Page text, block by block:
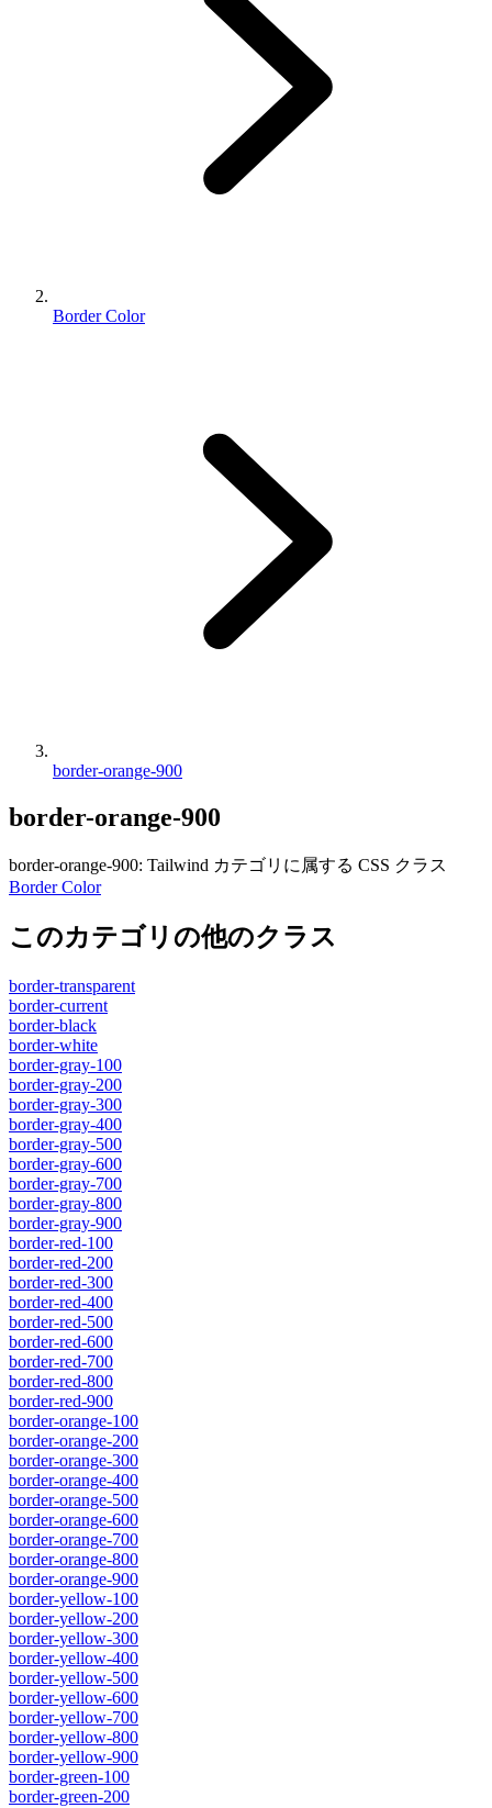
Border Color
border-orange-900
border-orange-900
border-orange-900: Tailwind カテゴリに属する​​ CSS クラス
Border Color
このカテゴリの他のクラス
border-transparent
border-current
border-black
border-white
border-gray-100
border-gray-200
border-gray-300
border-gray-400
border-gray-500
border-gray-600
border-gray-700
border-gray-800
border-gray-900
border-red-100
border-red-200
border-red-300
border-red-400
border-red-500
border-red-600
border-red-700
border-red-800
border-red-900
border-orange-100
border-orange-200
border-orange-300
border-orange-400
border-orange-500
border-orange-600
border-orange-700
border-orange-800
border-orange-900
border-yellow-100
border-yellow-200
border-yellow-300
border-yellow-400
border-yellow-500
border-yellow-600
border-yellow-700
border-yellow-800
border-yellow-900
border-green-100
border-green-200